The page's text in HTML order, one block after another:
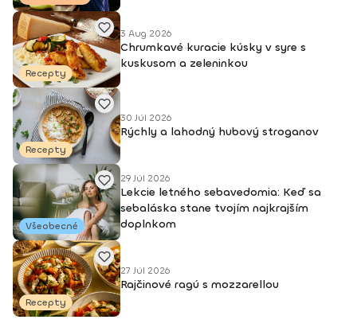
Vyštudovaná certifikovaná zdravotná sestra Certifikát
Výživový poradca (Welko inštitút) Výživa počas
tehotenstva, po pôrode a malých detí (Welko inštitút) Člen
Slovenskej asociácie pre výživu a prevenciu
(http://www.savp.sk/) Ambasádorka za výživu v projekte Hýb
sa Slovensko 1. vicemiss Slovenskej republiky 2003 1. vicemiss
Európy 2003 Kontakt: Mirka Luberdová na Facebooku WEB:
mirkaluberdova.sk
Recepty
3 Aug 2026
Chrumkavé kuracie kúsky v syre s
kuskusom a zeleninkou
Recepty
30 Júl 2026
Rýchly a lahodný hubový stroganov
Všeobecné
29 Júl 2026
Lekcie letného sebavedomia: Keď sa
sebaláska stane tvojím najkrajším
doplnkom
Recepty
27 Júl 2026
Rajčinové ragú s mozzarellou